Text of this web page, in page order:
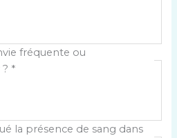
fréquente ou
*
la présence de sang dans